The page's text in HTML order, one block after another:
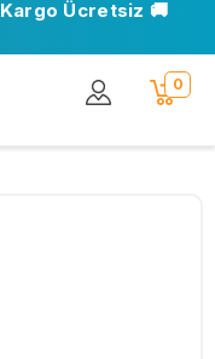
Ücretsiz 🚚
0